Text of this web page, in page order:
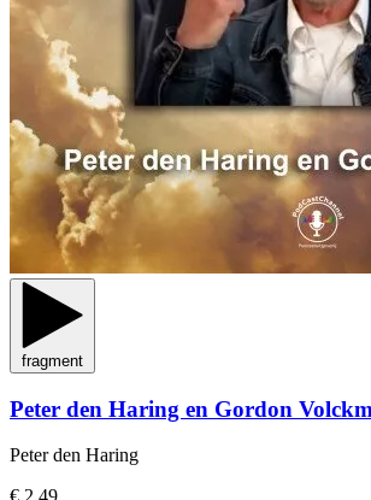
fragment
Peter den Haring en Gordon
Peter den Haring